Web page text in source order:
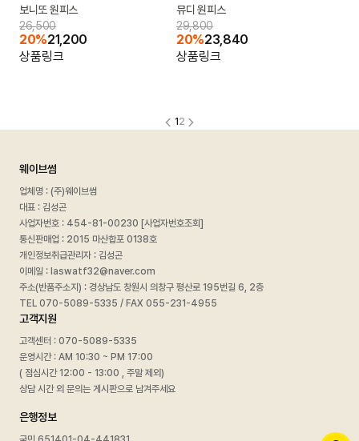
보니또 원피스
26,500
20%21,200
상품링크
뮤디 원피스
29,800
20%23,840
상품링크
1 2
웨이브썸
업체명 : (주)웨이브썸
대표 : 김성곤
사업자번호 : 454-81-00230 [사업자번호조회]
통신판매업 : 2015 마산합포 0138호
개인정보취급관리자 : 김성곤
이메일 : laswatf32@naver.com
주소(반품주소지) : 경상남도 창원시 의창구 평산로 195번길 6, 2층
TEL 070-5089-5335 / FAX 055-231-4955
고객지원
고객센터 : 070-5089-5335
운영시간 : AM 10:30 ~ PM 17:00
( 점심시간 12:00 - 13:00 , 주말 제외)
상담 시간 외 문의는 게시판으로 남겨주세요
은행정보